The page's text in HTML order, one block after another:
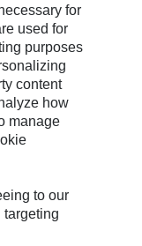
for
used for
purposes
content
how
manage
to our
targeting